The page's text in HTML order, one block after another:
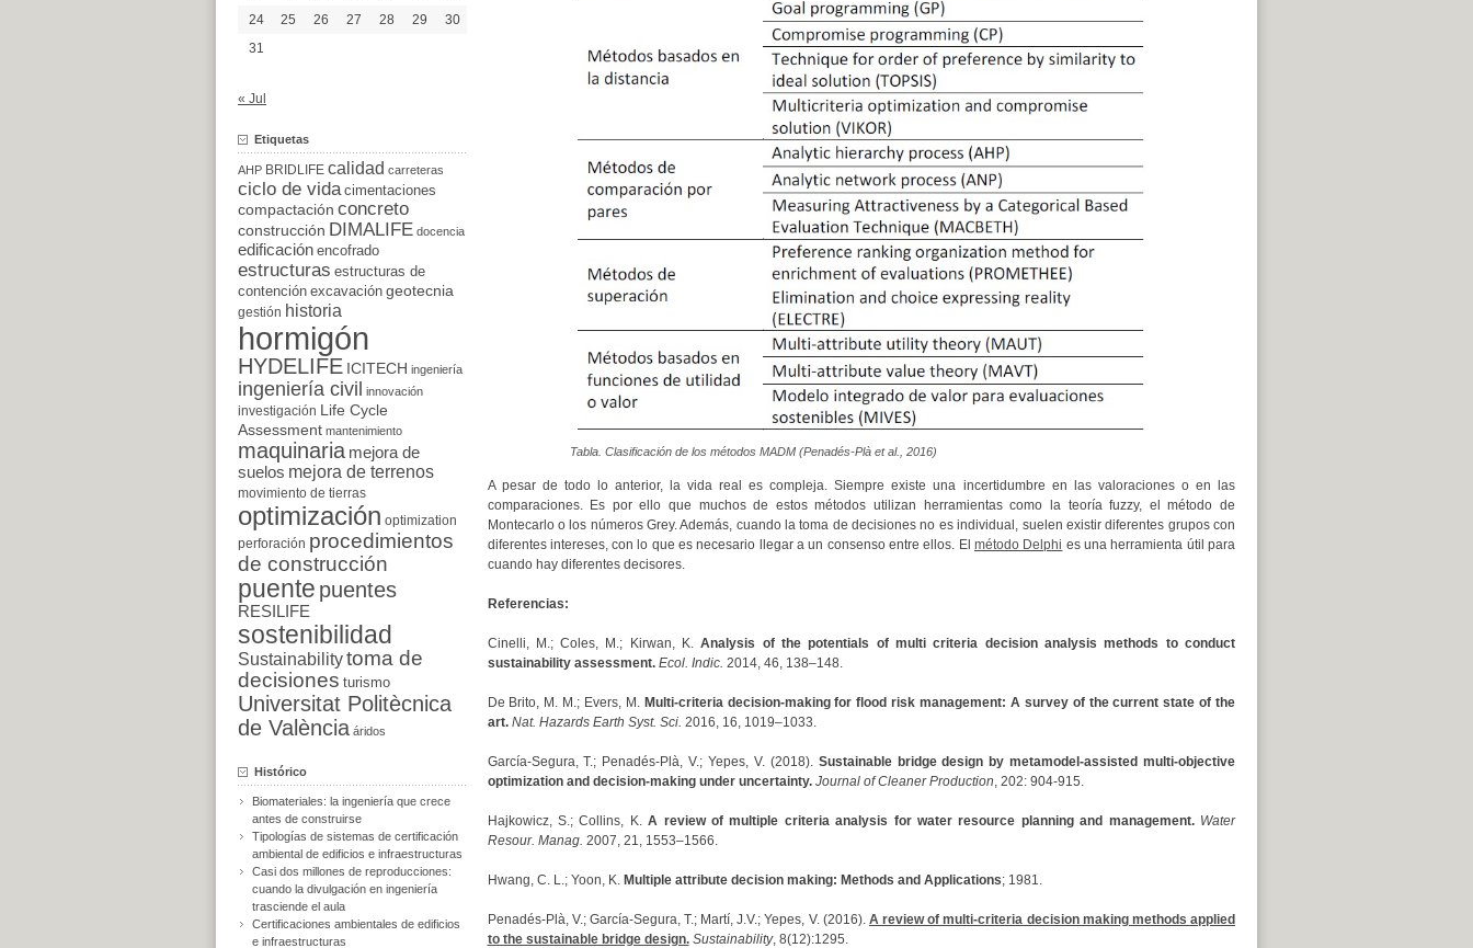
Tabla. Clasificación de los métodos MADM (Penadés-Plà et al., 2016)
A pesar de todo lo anterior, la vida real es compleja. Siempre existe una incertidumbre en las valoraciones o en las
comparaciones. Es por ello que muchos de estos métodos utilizan herramientas como la teoría fuzzy, el método de
Montecarlo o los números Grey. Además, cuando la toma de decisiones no es individual, suelen existir diferentes grupos con
diferentes intereses, con lo que es necesario llegar a un consenso entre ellos. Elmétodo Delphi es una herramienta útil para
cuando hay diferentes decisores.
Referencias:
Cinelli, M.; Coles, M.; Kirwan, K.Analysis of the potentials of multi criteria decision analysis methods to conduct
sustainability assessment. Ecol. Indic. 2014, 46, 138–148.
De Brito, M. M.; Evers, M. Multi-criteria decision-making for flood risk management: A survey of the current state of the
art. Nat. Hazards Earth Syst. Sci. 2016, 16, 1019–1033.
García-Segura, T.; Penadés-Plà, V.; Yepes, V. (2018). Sustainable bridge design by metamodel-assisted multi-objective
optimization and decision-making under uncertainty. Journal of Cleaner Production, 202: 904-915.
Hajkowicz, S.; Collins, K.A review of multiple criteria analysis for water resource planning and management. Water
Resour. Manag. 2007, 21, 1553–1566.
Hwang, C. L.; Yoon, K. Multiple attribute decision making: Methods and Applications; 1981.
Penadés-Plà, V.; García-Segura, T.; Martí, J.V.; Yepes, V. (2016). A review of multi-criteria decision making methods applied
to the sustainable bridge design. Sustainability, 8(12):1295.
24
25 26 27 28 29
30
31
« Jul
Etiquetas
AHP BRIDLIFE calidad carreteras
ciclo de vida cimentaciones
compactación concreto
construcción DIMALIFE docencia
edificación encofrado
estructuras estructuras de
contención excavación geotecnia
gestión historia
hormigón
HYDELIFE ICITECH ingeniería
ingeniería civil innovación
investigación
Life Cycle
Assessment mantenimiento
maquinaria mejora de
suelos mejora de terrenos
movimiento de tierras
optimización optimization
perforación procedimientos
de construcción
puente puentes
RESILIFE
sostenibilidad
Sustainabilitytoma de
decisiones turismo
Universitat Politècnica
de València áridos
Histórico
Biomateriales: la ingeniería que crece
antes de construirse
Tipologías de sistemas de certificación
ambiental de edificios e infraestructuras
Casi dos millones de reproducciones:
cuando la divulgación en ingeniería
trasciende el aula
Certificaciones ambientales de edificios
e infraestructuras